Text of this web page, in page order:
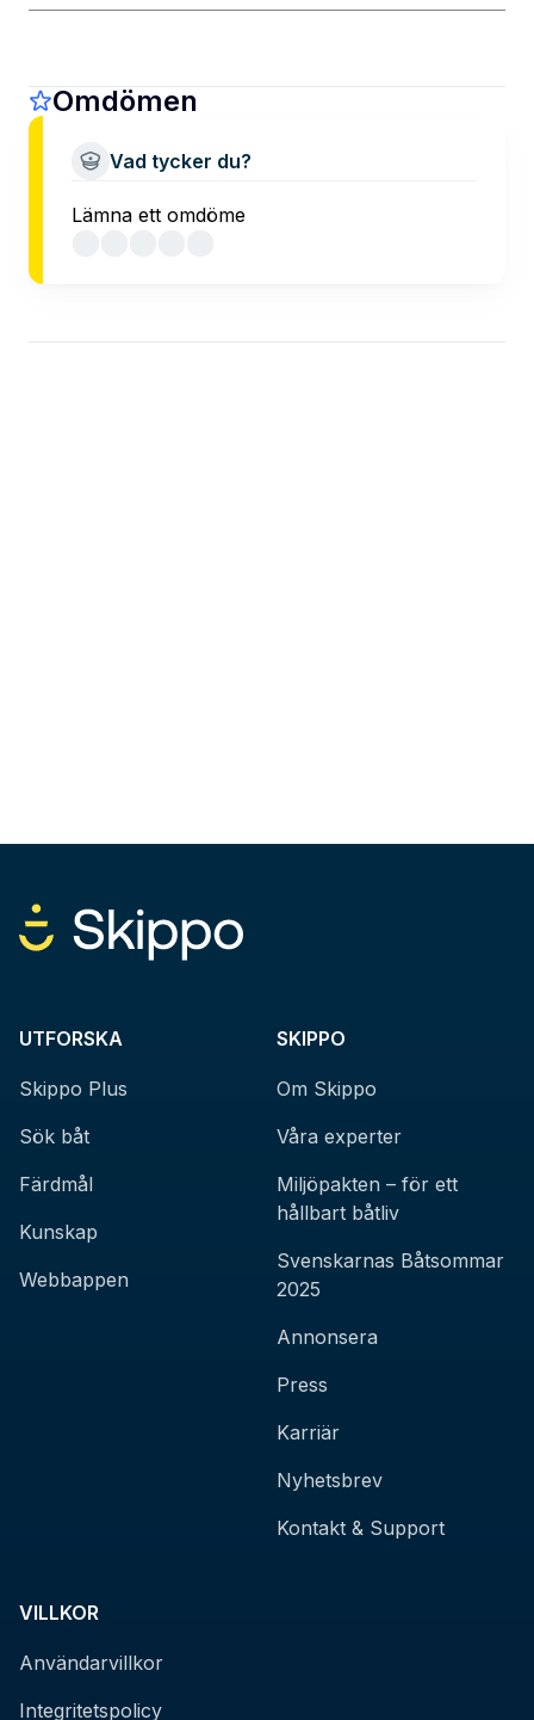
Omdömen
Vad tycker du?
Lämna ett omdöme
UTFORSKA
Skippo Plus
Sök båt
Färdmål
Kunskap
Webbappen
SKIPPO
Om Skippo
Våra experter
Miljöpakten – för ett
hållbart båtliv
Svenskarnas Båtsommar
2025
Annonsera
Press
Karriär
Nyhetsbrev
Kontakt & Support
VILLKOR
Användarvillkor
Integritetspolicy